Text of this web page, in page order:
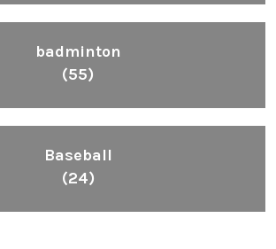
badminton
(55)
Baseball
(24)